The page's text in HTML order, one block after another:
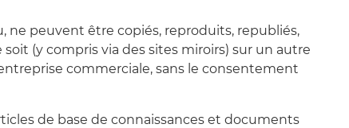
ne peuvent être copiés, reproduits, republiés,
(y compris via des sites miroirs) sur un autre
commerciale, sans le consentement
de base de connaissances et documents